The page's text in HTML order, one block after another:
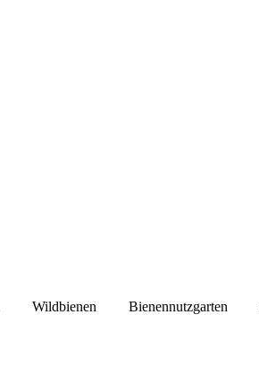
Wildbienen Bienennutzgarten